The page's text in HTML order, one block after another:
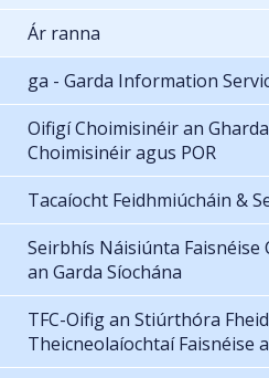
Ár ranna
ga - Garda Information
Oifigí Choimisinéir an
Choimisinéir agus POR
Tacaíocht Feidhmiúcháin &
Seirbhís Náisiúnta Faisnéise
an Garda Síochána
TFC-Oifig an Stiúrthóra
Theicneolaíochtaí Faisnéise